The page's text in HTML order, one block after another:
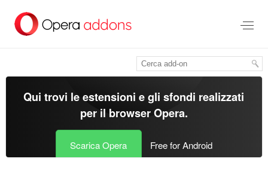
contenuto
Qui trovi le estensioni e gli sfondi realizzati
per il browser Opera.
Scarica Opera Free for Android